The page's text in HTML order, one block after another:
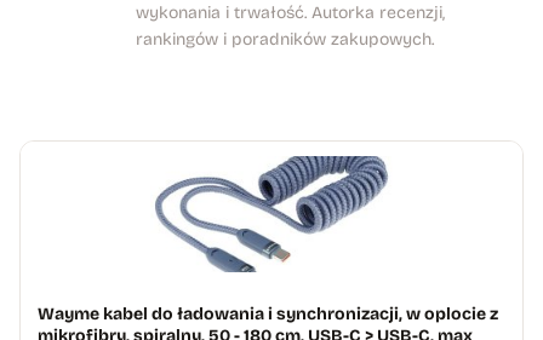
wykonania i trwałość. Autorka recenzji,
rankingów i poradników zakupowych.
Wayme kabel do ładowania i synchronizacji, w oplocie z
mikrofibry, spiralny, 50 - 180 cm, USB-C > USB-C, max